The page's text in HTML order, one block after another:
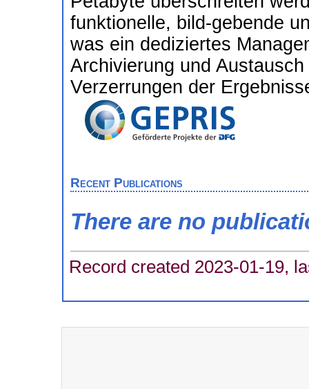
funktionelle, bild-gebende
was ein dediziertes
Archivierung und
Verzerrungen der
Recent Publications
There are no
Record created 2023-01-19,